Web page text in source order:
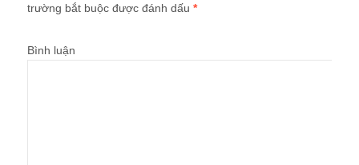
trường bắt buộc được đánh dấu *
Bình luận